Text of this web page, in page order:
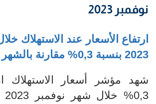
نوفمبر 2023
ارتفاع الأسعار عند الاستهلاك
2023 بنسبة 0,3% مقارنة بالشهر السابق
شهد مؤشر أسعار الاستهلاك